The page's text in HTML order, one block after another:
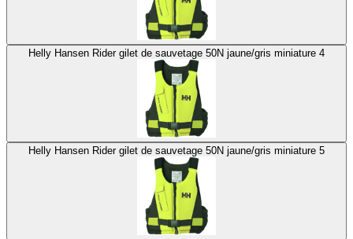
Helly Hansen Rider gilet de sauvetage 50N jaune/gris miniature 4
Helly Hansen Rider gilet de sauvetage 50N jaune/gris miniature 5